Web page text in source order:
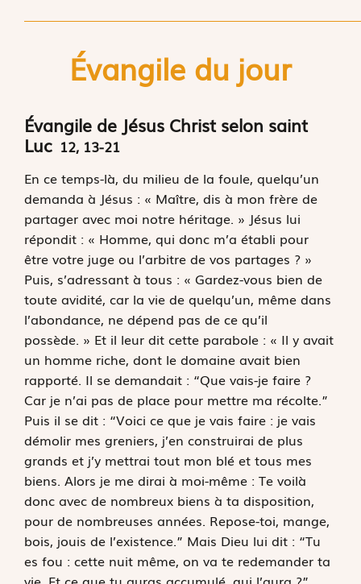
Évangile du jour
Évangile de Jésus Christ selon saint
Luc 12, 13-21
En ce temps-là, du milieu de la foule, quelqu’un
demanda à Jésus : « Maître, dis à mon frère de
partager avec moi notre héritage. » Jésus lui
répondit : « Homme, qui donc m’a établi pour
être votre juge ou l’arbitre de vos partages ? »
Puis, s’adressant à tous : « Gardez-vous bien de
toute avidité, car la vie de quelqu’un, même dans
l’abondance, ne dépend pas de ce qu’il
possède. » Et il leur dit cette parabole : « Il y avait
un homme riche, dont le domaine avait bien
rapporté. Il se demandait : “Que vais-je faire ?
Car je n’ai pas de place pour mettre ma récolte.”
Puis il se dit : “Voici ce que je vais faire : je vais
démolir mes greniers, j’en construirai de plus
grands et j’y mettrai tout mon blé et tous mes
biens. Alors je me dirai à moi-même : Te voilà
donc avec de nombreux biens à ta disposition,
pour de nombreuses années. Repose-toi, mange,
bois, jouis de l’existence.” Mais Dieu lui dit : “Tu
es fou : cette nuit même, on va te redemander ta